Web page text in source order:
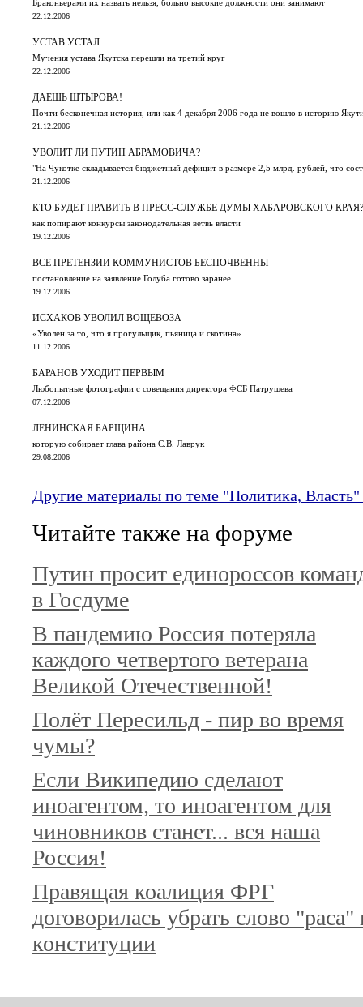
Браконьерами их назвать нельзя, больно высокие должности они занимают
22.12.2006
УСТАВ УСТАЛ
Мучения устава Якутска перешли на третий круг
22.12.2006
ДАЕШЬ ШТЫРОВА!
Почти бесконечная история, или как 4 декабря 2006 года не вошло в историю
21.12.2006
УВОЛИТ ЛИ ПУТИН АБРАМОВИЧА?
"На Чукотке складывается бюджетный дефицит в размере 2,5 млрд. рублей, что
21.12.2006
КТО БУДЕТ ПРАВИТЬ В ПРЕСС-СЛУЖБЕ ДУМЫ ХАБАРОВСКОГО КРАЯ?
как попирают конкурсы законодательная ветвь власти
19.12.2006
ВСЕ ПРЕТЕНЗИИ КОММУНИСТОВ БЕСПОЧВЕННЫ
постановление на заявление Голуба готово заранее
19.12.2006
ИСХАКОВ УВОЛИЛ ВОЩЕВОЗА
«Уволен за то, что я прогульщик, пьяница и скотина»
11.12.2006
БАРАНОВ УХОДИТ ПЕРВЫМ
Любопытные фотографии с совещания директора ФСБ Патрушева
07.12.2006
ЛЕНИНСКАЯ БАРЩИНА
которую собирает глава района С.В. Лаврук
29.08.2006
Другие материалы по теме "Политика,
Читайте также на форуме
Путин просит единороссов
в Госдуме
В пандемию Россия потеряла
каждого четвертого ветерана
Великой Отечественной!
Полёт Пересильд - пир во время
чумы?
Если Википедию сделают
иноагентом, то иноагентом для
чиновников станет... вся наша
Россия!
Правящая коалиция ФРГ
договорилась убрать слово "раса"
конституции